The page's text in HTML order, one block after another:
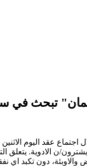
تبحث في
اجتماع عقد اليوم
ن الادوية. يتعلق
والاوبئة، دون